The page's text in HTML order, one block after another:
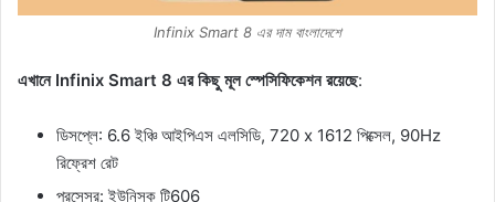
Infinix Smart 8 এর দাম বাংলাদেশে
এখানে Infinix Smart 8 এর কিছু মূল স্পেসিফিকেশন রয়েছে:
ডিসপ্লে: 6.6 ইঞ্চি আইপিএস এলসিডি, 720 x 1612 পিক্সেল, 90Hz
রিফ্রেশ রেট
প্রসেসর: ইউনিসক টি606